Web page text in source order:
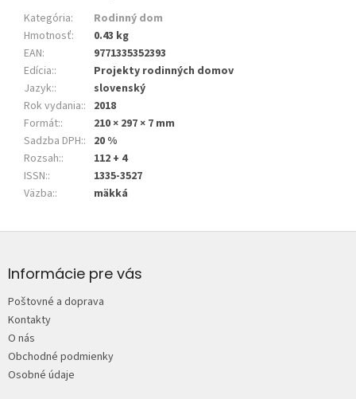
Kategória:
Rodinný dom
Hmotnosť:
0.43 kg
EAN:
9771335352393
Edícia::
Projekty rodinných domov
Jazyk::
slovenský
Rok vydania:: 2018
Formát::
210 × 297 × 7 mm
Sadzba DPH:: 20 %
Rozsah::
112 + 4
ISSN::
1335-3527
Väzba:: mäkká
p
e
Informácie pre vás
Poštovné a doprava
Kontakty
O nás
Obchodné podmienky
Osobné údaje